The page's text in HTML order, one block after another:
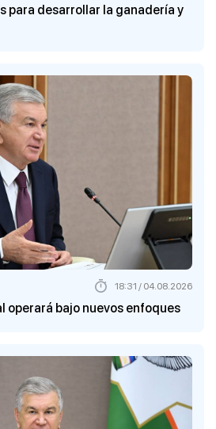
para desarrollar la ganadería y
operará bajo nuevos enfoques
18:31 / 04.08.2026